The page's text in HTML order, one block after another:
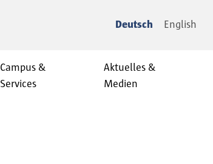
Deutsch English
Campus &
Services
Aktuelles &
Medien